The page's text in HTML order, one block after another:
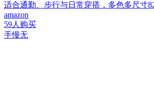
适合通勤、步行与日常穿搭，多色多尺寸
amazon
59人购买
手慢无